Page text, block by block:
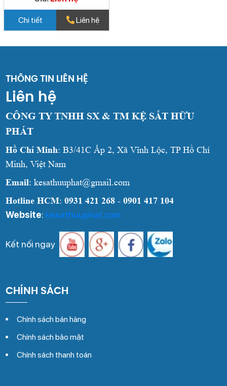
Chi tiết Liên hệ
THÔNG TIN LIÊN HỆ
Liên hệ
CÔNG TY TNHH SX & TM KỆ SẮT HỮU
PHÁT
Hồ Chí Minh: B3/41C Ấp 2, Xã Vĩnh Lộc, TP Hồ Chí
Minh, Việt Nam
Email: kesathuuphat@gmail.com
Hotline HCM:0931 421 268 - 0901 417 104
Website: kesathuuphat.com
Kết nối ngay
CHÍNH SÁCH
Chính sách bán hàng
Chính sách bảo mật
Chính sách thanh toán